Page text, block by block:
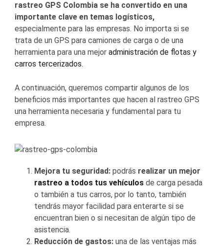
rastreo GPS Colombia se ha convertido en una
importante clave en temas logísticos,
especialmente para las empresas. No importa si se
trata de un GPS para camiones de carga o de una
herramienta para una mejor administración de flotas y
carros tercerizados.
A continuación, queremos compartir algunos de los
beneficios más importantes que hacen al rastreo GPS
una herramienta necesaria y fundamental para tu
empresa.
Mejora tu seguridad: podrás realizar un mejor
rastreo a todos tus vehículos de carga pesada
o también a tus carros, por lo tanto, también
tendrás mayor facilidad para enterarte si se
encuentran bien o si necesitan de algún tipo de
asistencia.
Reducción de gastos: una de las ventajas más